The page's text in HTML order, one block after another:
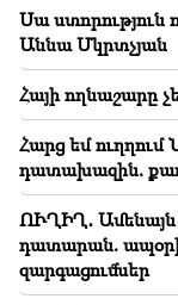
19:17 Կարևոր
Երևի փոստը
Պոլսո
19:01
ԱՄՆ-ում
567 մլն դոլարով
18:51
Մինվոդիում
անօրինական
Սա
Աննա Մկրտչյան
Հայի ողնաշարը
Հարց եմ ուղղում
դատախազին.
ՈՒՂԻՂ․ Ամենայն
դատարան.
զարգացումներ